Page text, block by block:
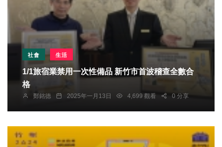
社會 生活
1/1旅宿業禁用一次性備品 新竹市首波稽查全數合
格
鄭銘德 2025年一月13日 4,699 觀看 0 分享